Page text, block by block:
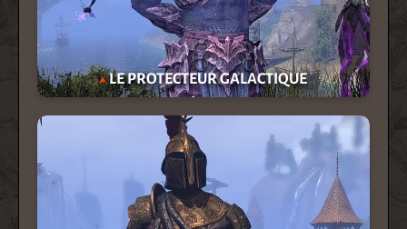
LE PROTECTEUR GALACTIQUE